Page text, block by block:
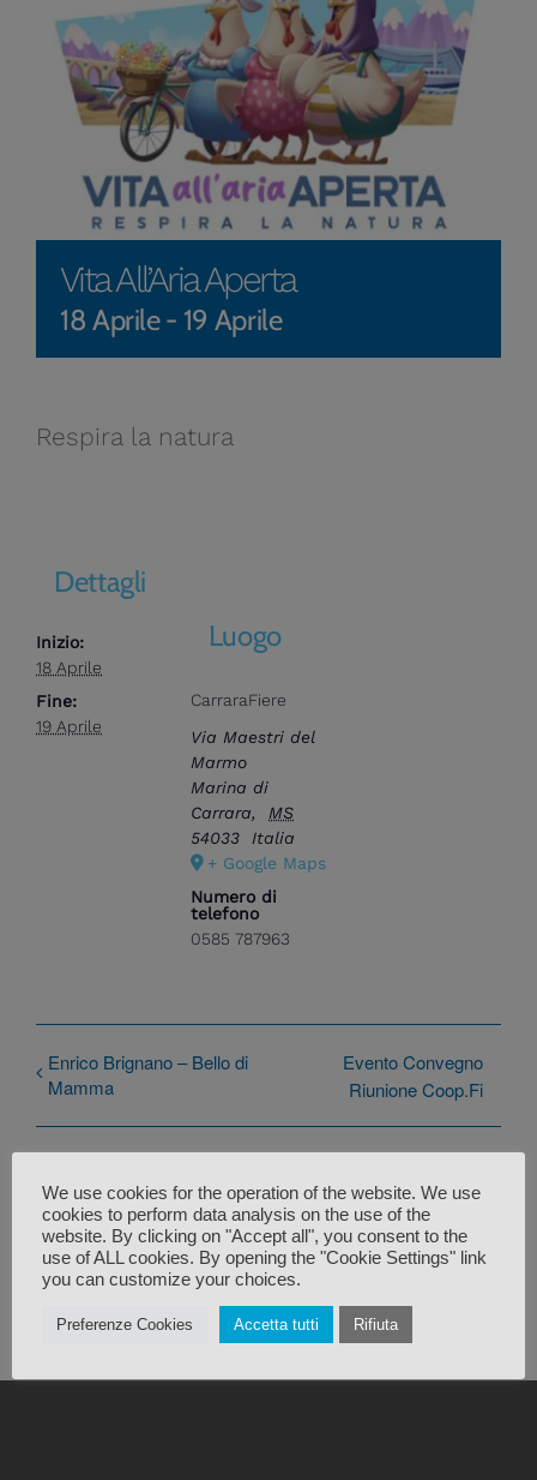
Vita All’Aria Aperta
18 Aprile- 19 Aprile
Respira la natura
Dettagli
Inizio:
18 Aprile
Fine:
19 Aprile
Luogo
CarraraFiere
Via Maestri del
Marmo
Marina di
Carrara,
MS
54033
Italia
+ Google Maps
Numero di
telefono
0585 787963
Enrico Brignano – Bello di
Mamma
Evento Convegno
Riunione Coop.Fi
We use cookies for the operation of the website. We use
cookies to perform data analysis on the use of the
website. By clicking on "Accept all", you consent to the
use of ALL cookies. By opening the "Cookie Settings" link
you can customize your choices.
Preferenze Cookies Accetta tutti Rifiuta